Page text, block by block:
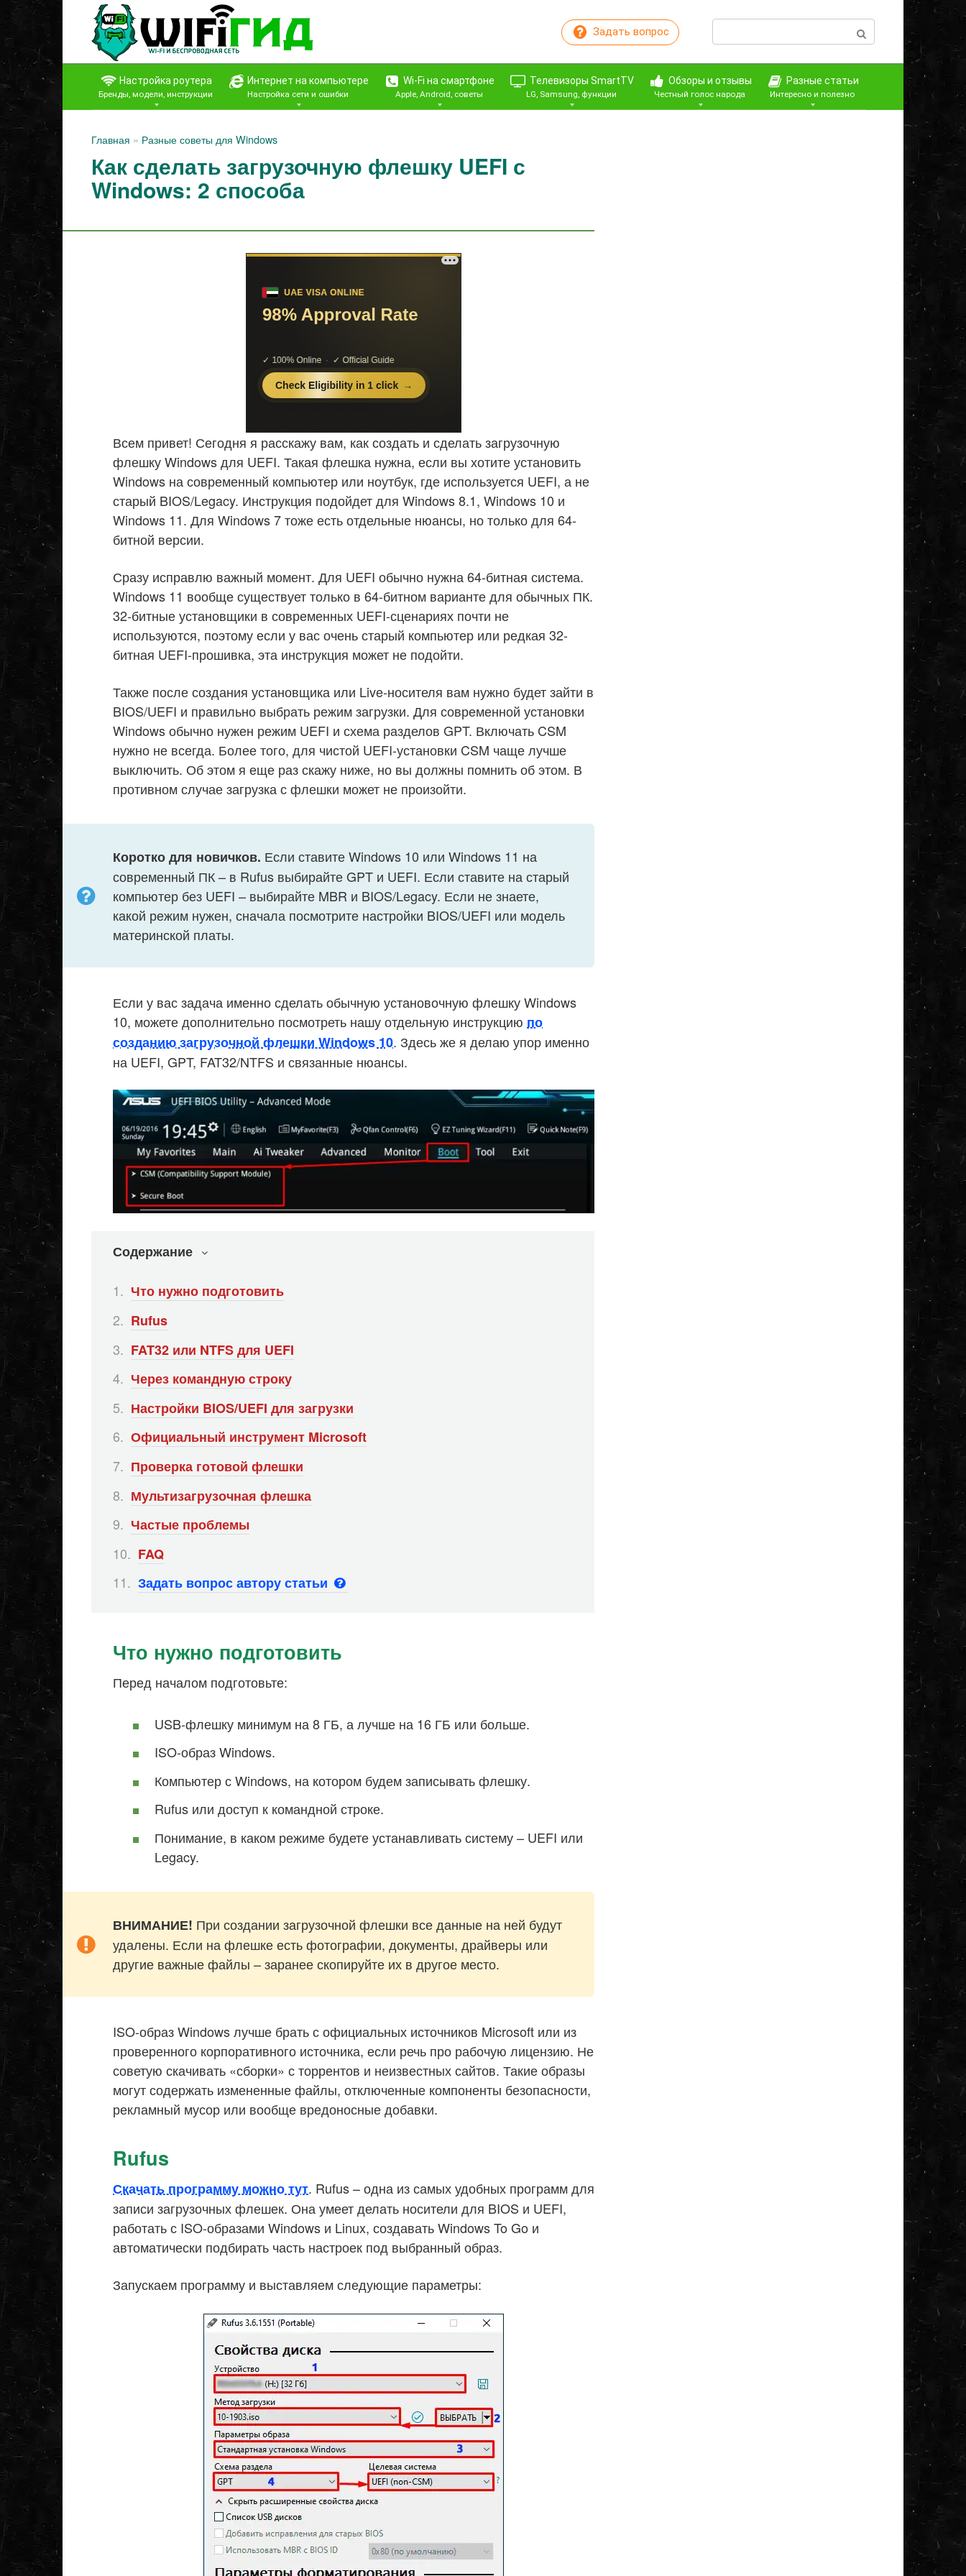
Перейти
контенту
Задать вопрос Поиск:
Настройка роутера
Бренды, модели, инструкции
Интернет на компьютере
Настройка сети и ошибки
Wi-Fi на смартфоне
Apple, Android, советы
Телевизоры SmartTV
LG, Samsung, функции
Обзоры и отзывы
Честный голос народа
Разные статьи
Интересно и полезно
Главная » Разные советы для Windows
Как сделать загрузочную флешку UEFI с
Windows: 2 способа
Всем привет! Сегодня я расскажу вам, как создать и сделать загрузочную
флешку Windows для UEFI. Такая флешка нужна, если вы хотите установить
Windows на современный компьютер или ноутбук, где используется UEFI, а не
старый BIOS/Legacy. Инструкция подойдет для Windows 8.1, Windows 10 и
Windows 11. Для Windows 7 тоже есть отдельные нюансы, но только для 64-
битной версии.
Сразу исправлю важный момент. Для UEFI обычно нужна 64-битная система.
Windows 11 вообще существует только в 64-битном варианте для обычных ПК.
32-битные установщики в современных UEFI-сценариях почти не
используются, поэтому если у вас очень старый компьютер или редкая 32-
битная UEFI-прошивка, эта инструкция может не подойти.
Также после создания установщика или Live-носителя вам нужно будет зайти в
BIOS/UEFI и правильно выбрать режим загрузки. Для современной установки
Windows обычно нужен режим UEFI и схема разделов GPT. Включать CSM
нужно не всегда. Более того, для чистой UEFI-установки CSM чаще лучше
выключить. Об этом я еще раз скажу ниже, но вы должны помнить об этом. В
противном случае загрузка с флешки может не произойти.
Коротко для новичков. Если ставите Windows 10 или Windows 11 на
современный ПК – в Rufus выбирайте GPT и UEFI. Если ставите на старый
компьютер без UEFI – выбирайте MBR и BIOS/Legacy. Если не знаете,
какой режим нужен, сначала посмотрите настройки BIOS/UEFI или модель
материнской платы.
Если у вас задача именно сделать обычную установочную флешку Windows
10, можете дополнительно посмотреть нашу отдельную инструкцию по
созданию загрузочной флешки Windows 10. Здесь же я делаю упор именно
на UEFI, GPT, FAT32/NTFS и связанные нюансы.
Содержание
Что нужно подготовить
Rufus
FAT32 или NTFS для UEFI
Через командную строку
Настройки BIOS/UEFI для загрузки
Официальный инструмент Microsoft
Проверка готовой флешки
Мультизагрузочная флешка
Частые проблемы
FAQ
Задать вопрос автору статьи
Что нужно подготовить
Перед началом подготовьте:
USB-флешку минимум на 8 ГБ, а лучше на 16 ГБ или больше.
ISO-образ Windows.
Компьютер с Windows, на котором будем записывать флешку.
Rufus или доступ к командной строке.
Понимание, в каком режиме будете устанавливать систему – UEFI или
Legacy.
ВНИМАНИЕ! При создании загрузочной флешки все данные на ней будут
удалены. Если на флешке есть фотографии, документы, драйверы или
другие важные файлы – заранее скопируйте их в другое место.
ISO-образ Windows лучше брать с официальных источников Microsoft или из
проверенного корпоративного источника, если речь про рабочую лицензию. Не
советую скачивать «сборки» с торрентов и неизвестных сайтов. Такие образы
могут содержать измененные файлы, отключенные компоненты безопасности,
рекламный мусор или вообще вредоносные добавки.
Rufus
Скачать программу можно тут. Rufus – одна из самых удобных программ для
записи загрузочных флешек. Она умеет делать носители для BIOS и UEFI,
работать с ISO-образами Windows и Linux, создавать Windows To Go и
автоматически подбирать часть настроек под выбранный образ.
Запускаем программу и выставляем следующие параметры: